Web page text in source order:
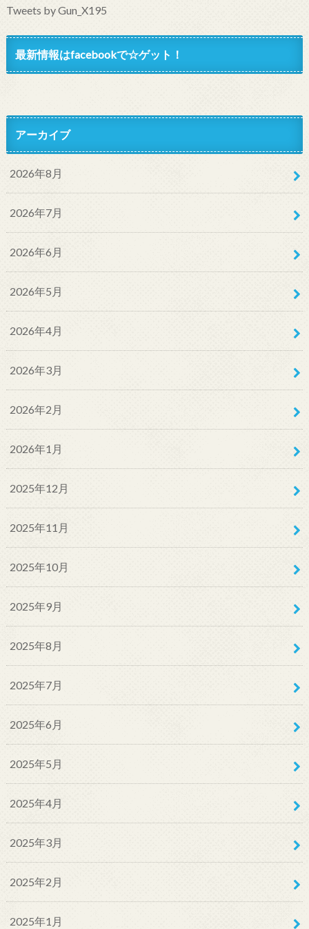
Tweets by Gun_X195
最新情報はfacebookで☆ゲット！
アーカイブ
2026年8月
2026年7月
2026年6月
2026年5月
2026年4月
2026年3月
2026年2月
2026年1月
2025年12月
2025年11月
2025年10月
2025年9月
2025年8月
2025年7月
2025年6月
2025年5月
2025年4月
2025年3月
2025年2月
2025年1月